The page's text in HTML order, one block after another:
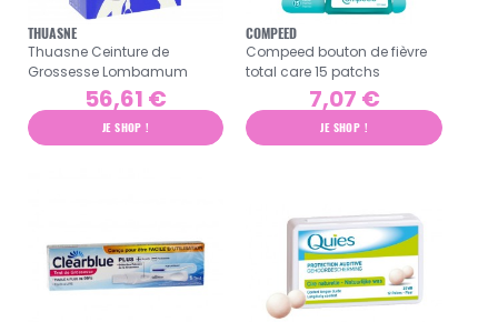
THUASNE
Thuasne Ceinture de
Grossesse Lombamum
56,61 €
JE SHOP !
COMPEED
Compeed bouton de fièvre
total care 15 patchs
7,07 €
JE SHOP !